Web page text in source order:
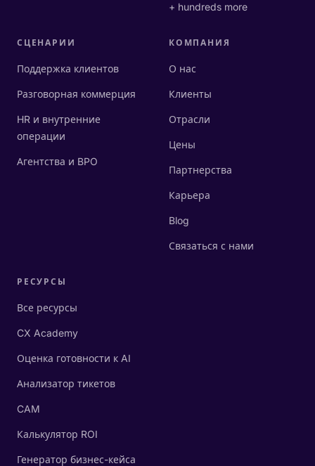
+ hundreds more
СЦЕНАРИИ
Поддержка клиентов
Разговорная коммерция
HR и внутренние
операции
Агентства и BPO
КОМПАНИЯ
О нас
Клиенты
Отрасли
Цены
Партнерства
Карьера
Blog
Связаться с нами
РЕСУРСЫ
Все ресурсы
CX Academy
Оценка готовности к AI
Анализатор тикетов
CAM
Калькулятор ROI
Генератор бизнес-кейса